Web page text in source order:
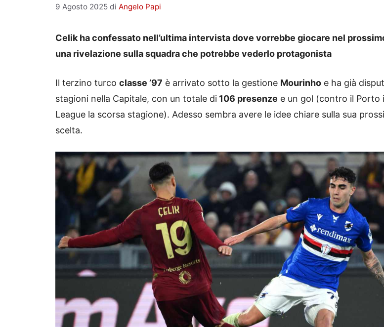
9 Agosto 2025 di Angelo Papi
Celik ha confessato nell’ultima intervista dove vorrebbe giocare nel
una rivelazione sulla squadra che potrebbe vederlo protagonista
Il terzino turco classe ’97 è arrivato sotto la gestione Mourinho e ha già
stagioni nella Capitale, con un totale di 106 presenze e un gol (contro il Porto
League la scorsa stagione). Adesso sembra avere le idee chiare sulla sua
scelta.